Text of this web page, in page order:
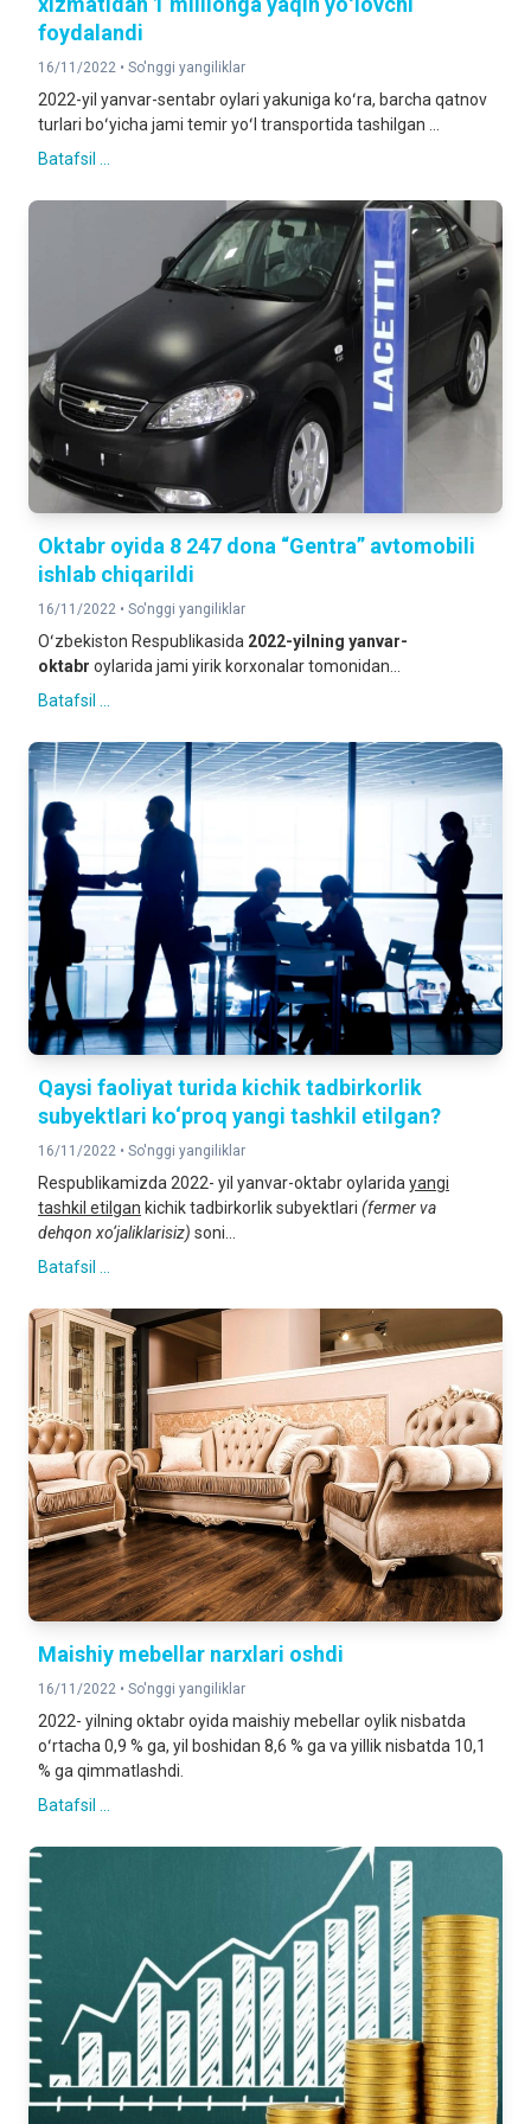
foydalandi
16/11/2022 • So'nggi yangiliklar
2022-yil yanvar-sentabr oylari yakuniga koʻra, barcha qatnov
turlari boʻyicha jami temir yoʻl transportida tashilgan ...
Batafsil ...
Oktabr oyida 8 247 dona “Gentra” avtomobili
ishlab chiqarildi
16/11/2022 • So'nggi yangiliklar
Oʻzbekiston Respublikasida 2022-yilning yanvar-
oktabr oylarida jami yirik korxonalar tomonidan...
Batafsil ...
Qaysi faoliyat turida kichik tadbirkorlik
subyektlari ko‘proq yangi tashkil etilgan?
16/11/2022 • So'nggi yangiliklar
Respublikamizda 2022- yil yanvar-oktabr oylarida yangi
tashkil etilgan kichik tadbirkorlik subyektlari (fermer va
dehqon xo‘jaliklarisiz) soni...
Batafsil ...
Maishiy mebellar narxlari oshdi
16/11/2022 • So'nggi yangiliklar
2022- yilning oktabr oyida maishiy mebellar oylik nisbatda
oʻrtacha 0,9 % ga, yil boshidan 8,6 % ga va yillik nisbatda 10,1
% ga qimmatlashdi.
Batafsil ...